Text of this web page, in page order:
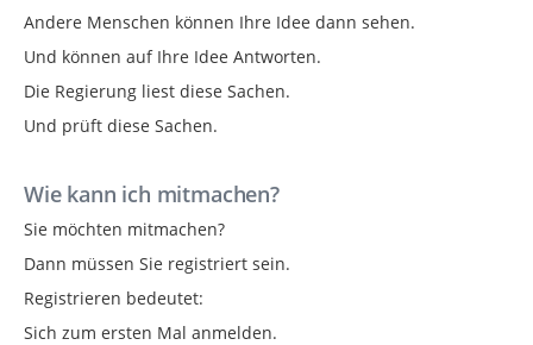
Andere Menschen können Ihre Idee dann sehen.
Und können auf Ihre Idee Antworten.
Die Regierung liest diese Sachen.
Und prüft diese Sachen.
Wie kann ich mitmachen?
Sie möchten mitmachen?
Dann müssen Sie registriert sein.
Registrieren bedeutet:
Sich zum ersten Mal anmelden.